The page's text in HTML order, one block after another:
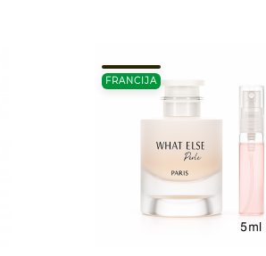
FRANCIJA